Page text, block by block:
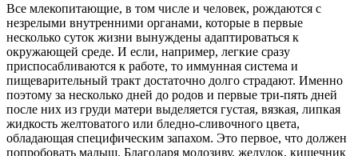
Все млекопитающие, в том числе и человек, рождаются с
незрелыми внутренними органами, которые в первые
несколько суток жизни вынуждены адаптироваться к
окружающей среде. И если, например, легкие сразу
приспосабливаются к работе, то иммунная система и
пищеварительный тракт достаточно долго страдают. Именно
поэтому за несколько дней до родов и первые три-пять дней
после них из груди матери выделяется густая, вязкая, липкая
жидкость желтоватого или бледно-сливочного цвета,
обладающая специфическим запахом. Это первое, что должен
попробовать малыш. Благодаря молозиву, желудок, кишечник